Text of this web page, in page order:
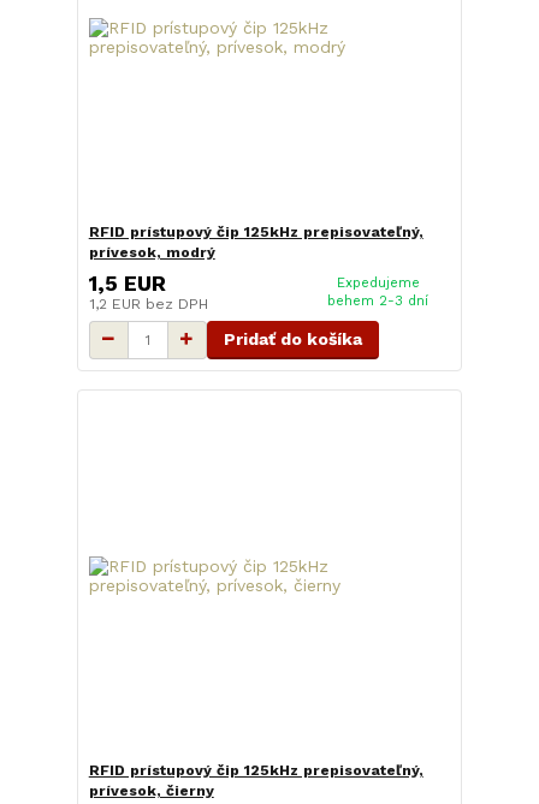
RFID prístupový čip 125kHz prepisovateľný,
prívesok, modrý
1,5 EUR
1,2 EUR bez DPH
Expedujeme
behem 2-3 dní
Pridať do košíka
RFID prístupový čip 125kHz prepisovateľný,
prívesok, čierny